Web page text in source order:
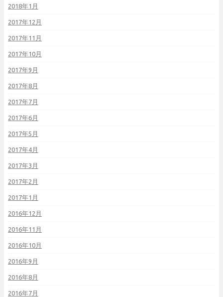
2018年1月
2017年12月
2017年11月
2017年10月
2017年9月
2017年8月
2017年7月
2017年6月
2017年5月
2017年4月
2017年3月
2017年2月
2017年1月
2016年12月
2016年11月
2016年10月
2016年9月
2016年8月
2016年7月